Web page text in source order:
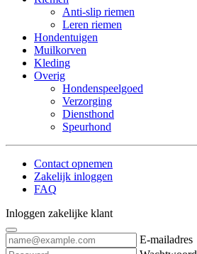
Anti-slip riemen
Leren riemen
Hondentuigen
Muilkorven
Kleding
Overig
Hondenspeelgoed
Verzorging
Diensthond
Speurhond
Contact opnemen
Zakelijk inloggen
FAQ
Inloggen zakelijke klant
E-mailadres